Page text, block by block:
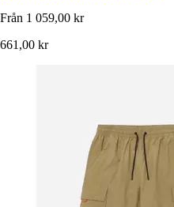
Från 1 059,00 kr
661,00 kr